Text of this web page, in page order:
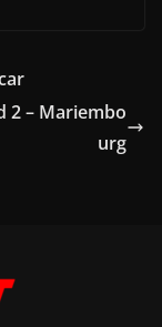
2 – Mariembo
urg